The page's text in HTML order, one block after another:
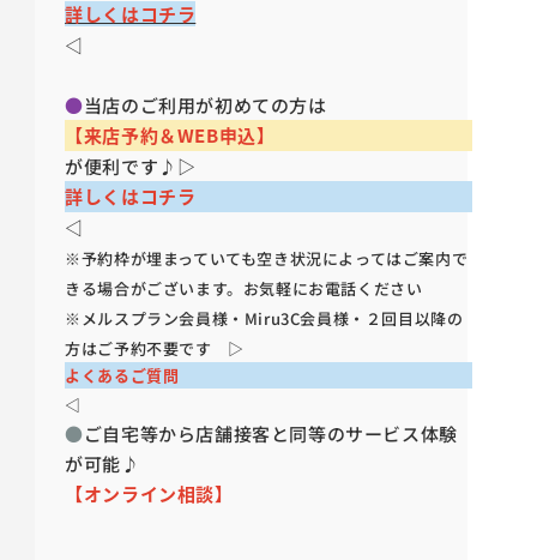
詳しくはコチラ
◁
●当店のご利用が初めての方は
【来店予約＆WEB申込】
が便利です♪▷
詳しくはコチラ
◁
※予約枠が埋まっていても空き状況によってはご案内で
きる場合がございます。お気軽にお電話ください
※メルスプラン会員様・Miru3C会員様・２回目以降の
方はご予約不要です ▷
よくあるご質問
◁
●ご自宅等から店舗接客と同等のサービス体験
が可能♪
【オンライン相談】